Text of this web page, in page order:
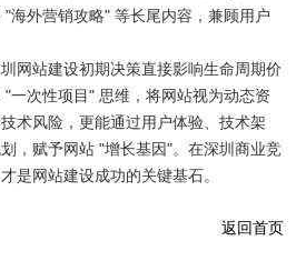
海外营销攻略" 等长尾内容，兼顾用户
网站建设初期决策直接影响生命周期价
一次性项目" 思维，将网站视为动态资
术风险，更能通过用户体验、技术架
，赋予网站 "增长基因"。在深圳商业竞
是网站建设成功的关键基石。
返回首页